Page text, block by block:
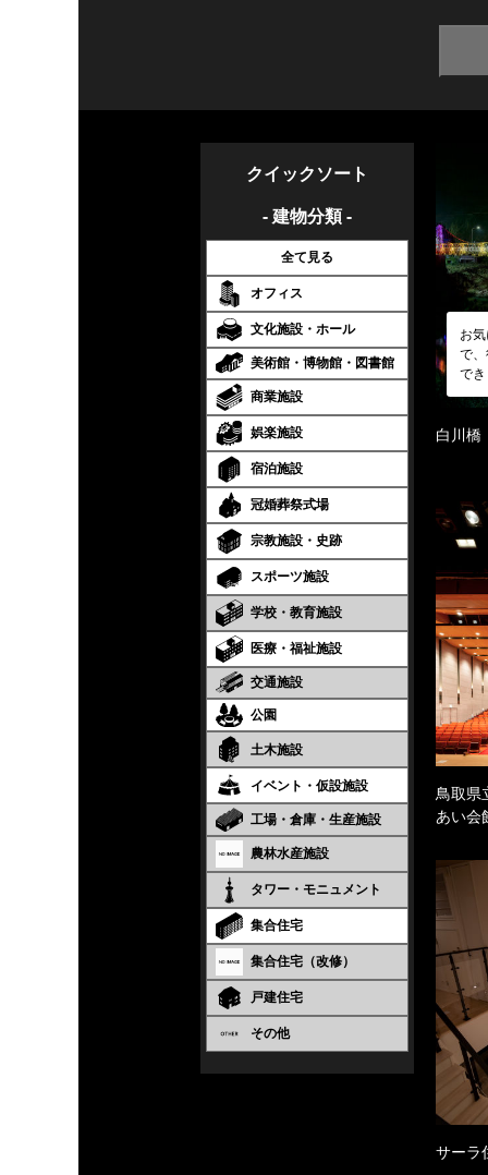
クイックソート
- 建物分類 -
全て見る
オフィス
文化施設・ホール
美術館・博物館・図書館
商業施設
娯楽施設
宿泊施設
冠婚葬祭式場
宗教施設・史跡
スポーツ施設
学校・教育施設
医療・福祉施設
交通施設
公園
土木施設
イベント・仮設施設
工場・倉庫・生産施設
農林水産施設
タワー・モニュメント
集合住宅
集合住宅（改修）
戸建住宅
その他
お
で
で
白川橋
鳥取県
あい会
サーラ